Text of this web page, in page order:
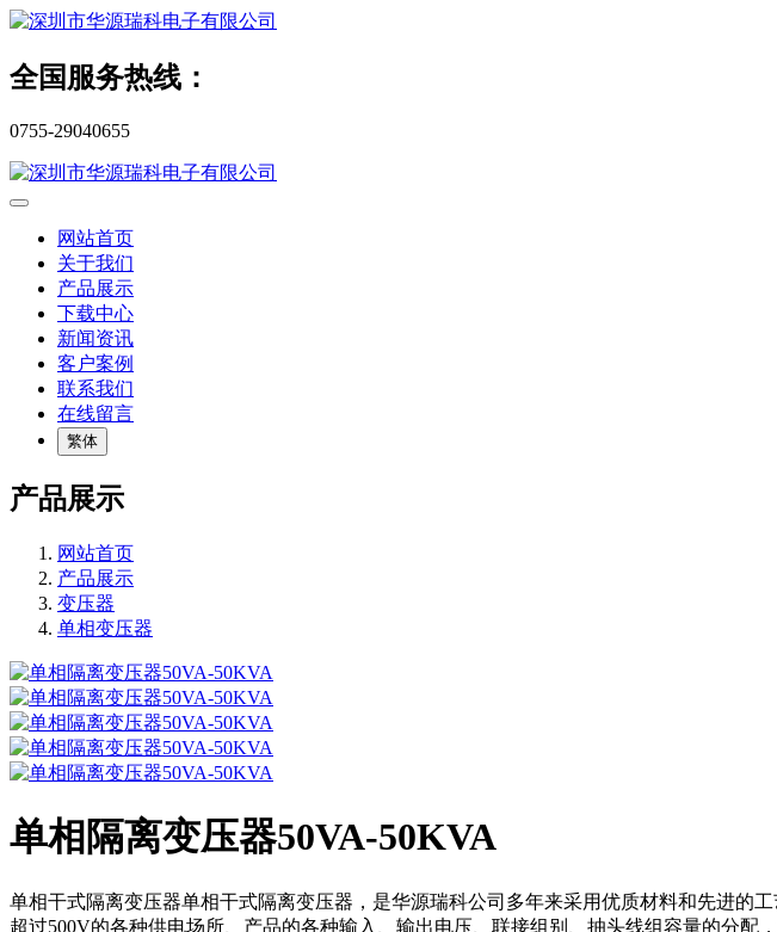
全国服务热线：
0755-29040655
网站首页
关于我们
产品展示
下载中心
新闻资讯
客户案例
联系我们
在线留言
繁体
产品展示
网站首页
产品展示
变压器
单相变压器
单相隔离变压器50VA-50KVA
单相干式隔离变压器单相干式隔离变压器，是华源瑞科公司多年来采用优质材料和先进的
超过500V的各种供电场所、产品的各种输入、输出电压、联接组别、抽头线组容量的分